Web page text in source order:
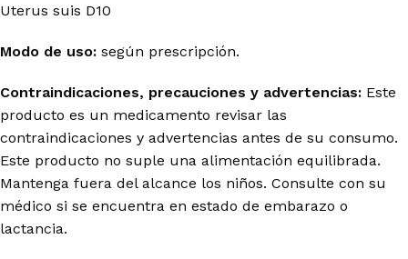
Uterus suis D10
Modo de uso: según prescripción.
Contraindicaciones, precauciones y advertencias: Este
producto es un medicamento revisar las
contraindicaciones y advertencias antes de su consumo.
Este producto no suple una alimentación equilibrada.
Mantenga fuera del alcance los niños. Consulte con su
médico si se encuentra en estado de embarazo o
lactancia.